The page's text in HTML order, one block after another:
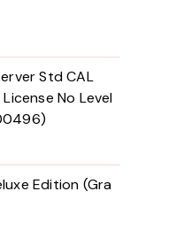
Std CAL
License No Level
Edition (Gra